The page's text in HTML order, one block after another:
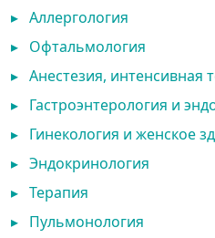
▸ Аллергология
▸ Офтальмология
▸ Анестезия, интенсивная
▸ Гастроэнтерология и
▸ Гинекология и женское
▸ Эндокринология
▸ Терапия
▸ Пульмонология